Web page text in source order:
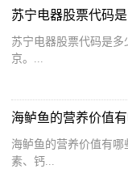
苏宁电器股票代码
苏宁电器股票代码是多
京。...
海鲈鱼的营养价值
海鲈鱼的营养价值有
素、钙...